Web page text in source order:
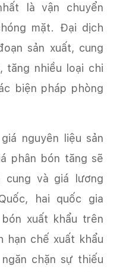
là vận chuyển
mặt. Đại dịch
sản xuất, cung
tăng nhiều loại chi
biện pháp phòng
nguyên liệu sản
phân bón tăng sẽ
cung và giá lương
hai quốc gia
xuất khẩu trên
hạn chế xuất khẩu
chặn sự thiếu